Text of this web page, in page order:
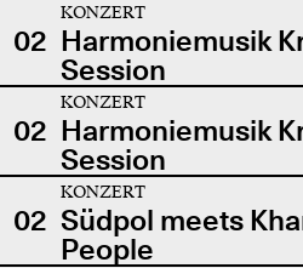
02
KONZERT
Harmoniemusik
Session
02
KONZERT
Harmoniemusik
Session
02
KONZERT
Südpol meets
People